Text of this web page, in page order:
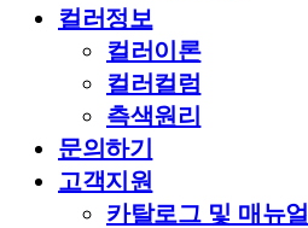
컬러정보
컬러이론
컬러컬럼
측색원리
문의하기
고객지원
카탈로그 및 매뉴얼